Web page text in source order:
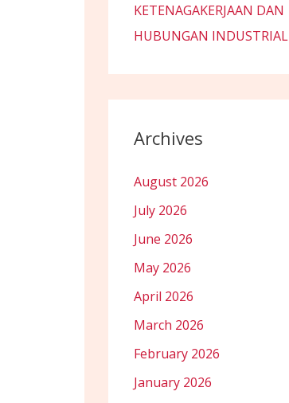
KETENAGAKERJAAN DAN
HUBUNGAN INDUSTRIAL
Archives
August 2026
July 2026
June 2026
May 2026
April 2026
March 2026
February 2026
January 2026